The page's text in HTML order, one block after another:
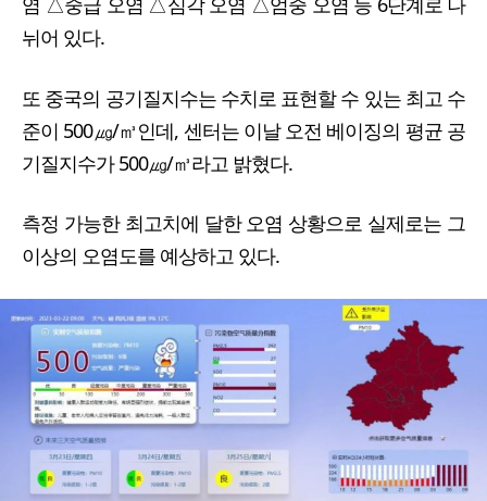
뉘어 있다.
또 중국의 공기질지수는 수치로 표현할 수 있는 최고 수
준이 500㎍/㎥인데, 센터는 이날 오전 베이징의 평균 공
기질지수가 500㎍/㎥라고 밝혔다.
측정 가능한 최고치에 달한 오염 상황으로 실제로는 그
이상의 오염도를 예상하고 있다.